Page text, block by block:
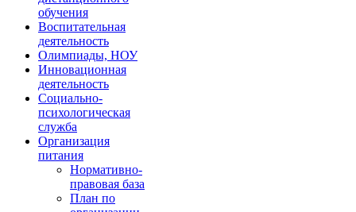
обучения
Воспитательная
деятельность
Олимпиады, НОУ
Инновационная
деятельность
Социально-
психологическая
служба
Организация
питания
Нормативно-
правовая база
План по